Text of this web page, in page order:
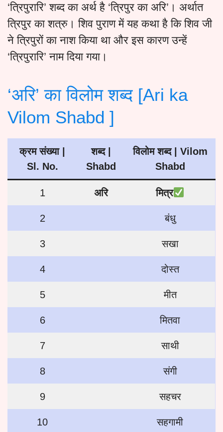
‘त्रिपुरारि’ शब्द का अर्थ है ‘त्रिपुर का अरि’। अर्थात
त्रिपुर का शत्रु। शिव पुराण में यह कथा है कि शिव जी
ने त्रिपुरों का नाश किया था और इस कारण उन्हें
‘त्रिपुरारि’ नाम दिया गया।
‘अरि’ का विलोम शब्द [Ari ka
Vilom Shabd ]
क्रम संख्या |
Sl. No.
शब्द |
Shabd
विलोमशब्द
| Vilom
Shabd
1 अरि मित्र
2 बंधु
3 सखा
4 दोस्त
5 मीत
6 मितवा
7 साथी
8 संगी
9 सहचर
10 सहगामी